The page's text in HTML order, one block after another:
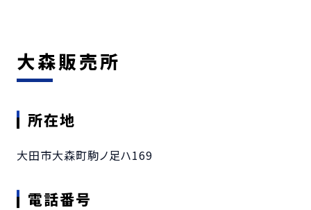
大森販売所
所在地
大田市大森町駒ノ足ハ169
電話番号